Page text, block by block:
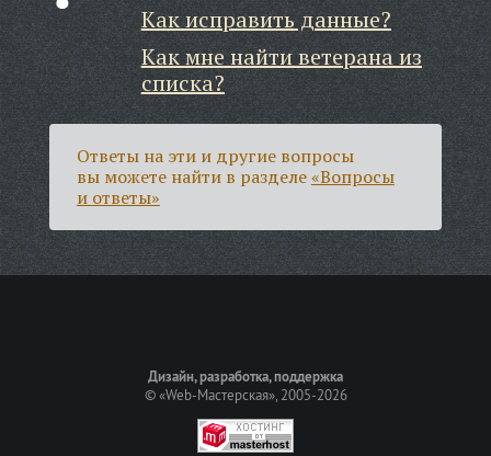
Как исправить данные?
Как мне найти ветерана из
списка?
Ответы на эти и другие вопросы
вы можете найти в разделе«Вопросы
и ответы»
Дизайн, разработка, поддержка
©«Web-Мастерская», 2005-2026